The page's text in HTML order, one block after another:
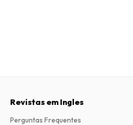
Revistas em Ingles
Perguntas Frequentes